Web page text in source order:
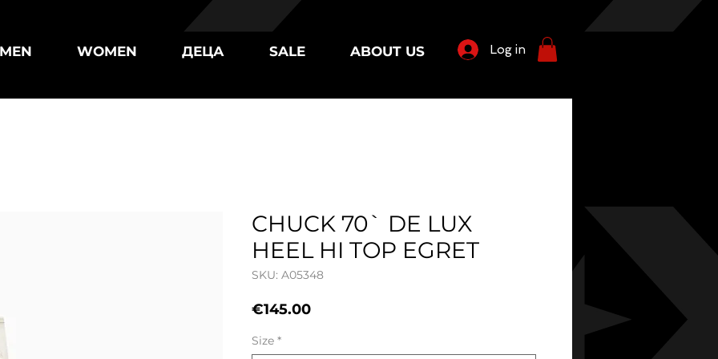
MEN WOMEN ДЕЦА SALE ABOUT US Log in
CHUCK 70` DE LUX
HEEL HI TOP EGRET
SKU: A05348
€145.00Price
Size *